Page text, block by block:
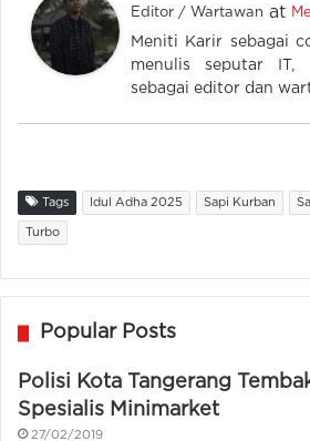
Editor / Wartawan at
Meniti Karir sebagai
menulis seputar IT,
sebagai editor dan
Tags Idul Adha 2025 Sapi Kurban
Turbo
Popular Posts
Polisi Kota Tangerang
Spesialis Minimarket
27/02/2019